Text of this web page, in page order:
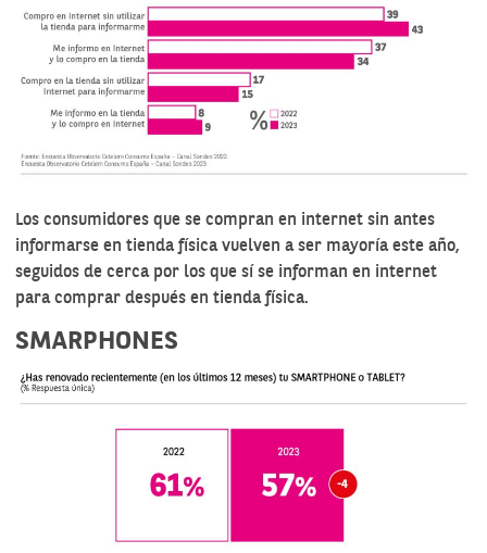
Los consumidores que se compran en internet sin antes
informarse en tienda física vuelven a ser mayoría este año,
seguidos de cerca por los que sí se informan en internet
para comprar después en tienda física.
SMARPHONES